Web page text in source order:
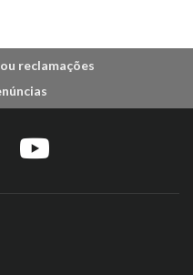
reclamações